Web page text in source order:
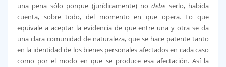
una pena sólo porque (jurídicamente) nodebe serlo, habida
cuenta, sobre todo, del momento en que opera. Lo que
equivale a aceptar la evidencia de que entre una y otra se da
una clara comunidad de naturaleza, que se hace patente tanto
en la identidad de los bienes personales afectados en cada caso
como por el modo en que se produce esa afectación. Así la